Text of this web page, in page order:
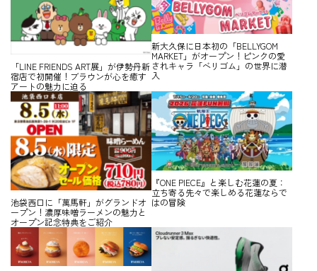
「LINE FRIENDS ART展」が伊勢丹新
宿店で初開催！ブラウンが心を癒す
アートの魅力に迫る
新大久保に日本初の「BELLYGOM
MARKET」がオープン！ピンクの愛
されキャラ「ベリゴム」の世界に潜
入
池袋西口に「萬馬軒」がグランドオ
ープン！濃厚味噌ラーメンの魅力と
オープン記念特典をご紹介
『ONE PIECE』と楽しむ花蓮の夏：
立ち寄る先々で楽しめる花蓮ならで
はの冒険